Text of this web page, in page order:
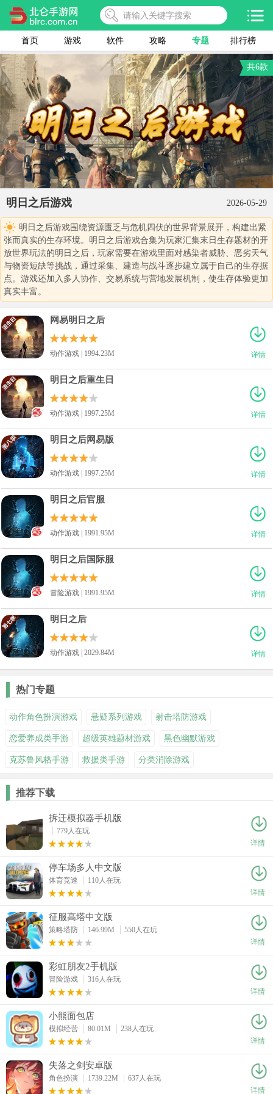
首页 游戏 软件 攻略 专题 排行榜
共6款
明日之后游戏 2026-05-29
明日之后游戏围绕资源匮乏与危机四伏的世界背景展开，构建出紧
张而真实的生存环境。明日之后游戏合集为玩家汇集末日生存题材的开
放世界玩法的明日之后，玩家需要在游戏里面对感染者威胁、恶劣天气
与物资短缺等挑战，通过采集、建造与战斗逐步建立属于自己的生存据
点。游戏还加入多人协作、交易系统与营地发展机制，使生存体验更加
真实丰富。
详情
网易明日之后
动作游戏 | 1994.23M
详情
明日之后重生日
动作游戏 | 1997.25M
详情
明日之后网易版
动作游戏 | 1997.25M
详情
明日之后官服
动作游戏 | 1991.95M
详情
明日之后国际服
冒险游戏 | 1991.95M
详情
明日之后
动作游戏 | 2029.84M
热门专题
动作角色扮演游戏 悬疑系列游戏 射击塔防游戏
恋爱养成类手游 超级英雄题材游戏 黑色幽默游戏
克苏鲁风格手游 救援类手游 分类消除游戏
推荐下载
拆迁模拟器手机版
779人在玩
详情
停车场多人中文版
体育竞速
110人在玩
详情
征服高塔中文版
策略塔防 146.99M
550人在玩
详情
彩虹朋友2手机版
冒险游戏
316人在玩
详情
小熊面包店
模拟经营 80.01M
238人在玩
详情
失落之剑安卓版
角色扮演 1739.22M
637人在玩
详情